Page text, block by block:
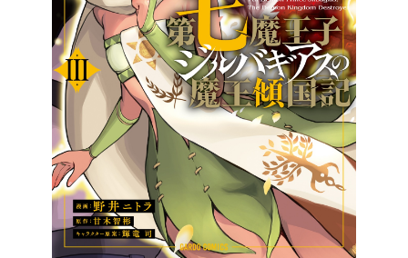
オーバーラップノベルスf
ロサージュノベルス
コミックガルド